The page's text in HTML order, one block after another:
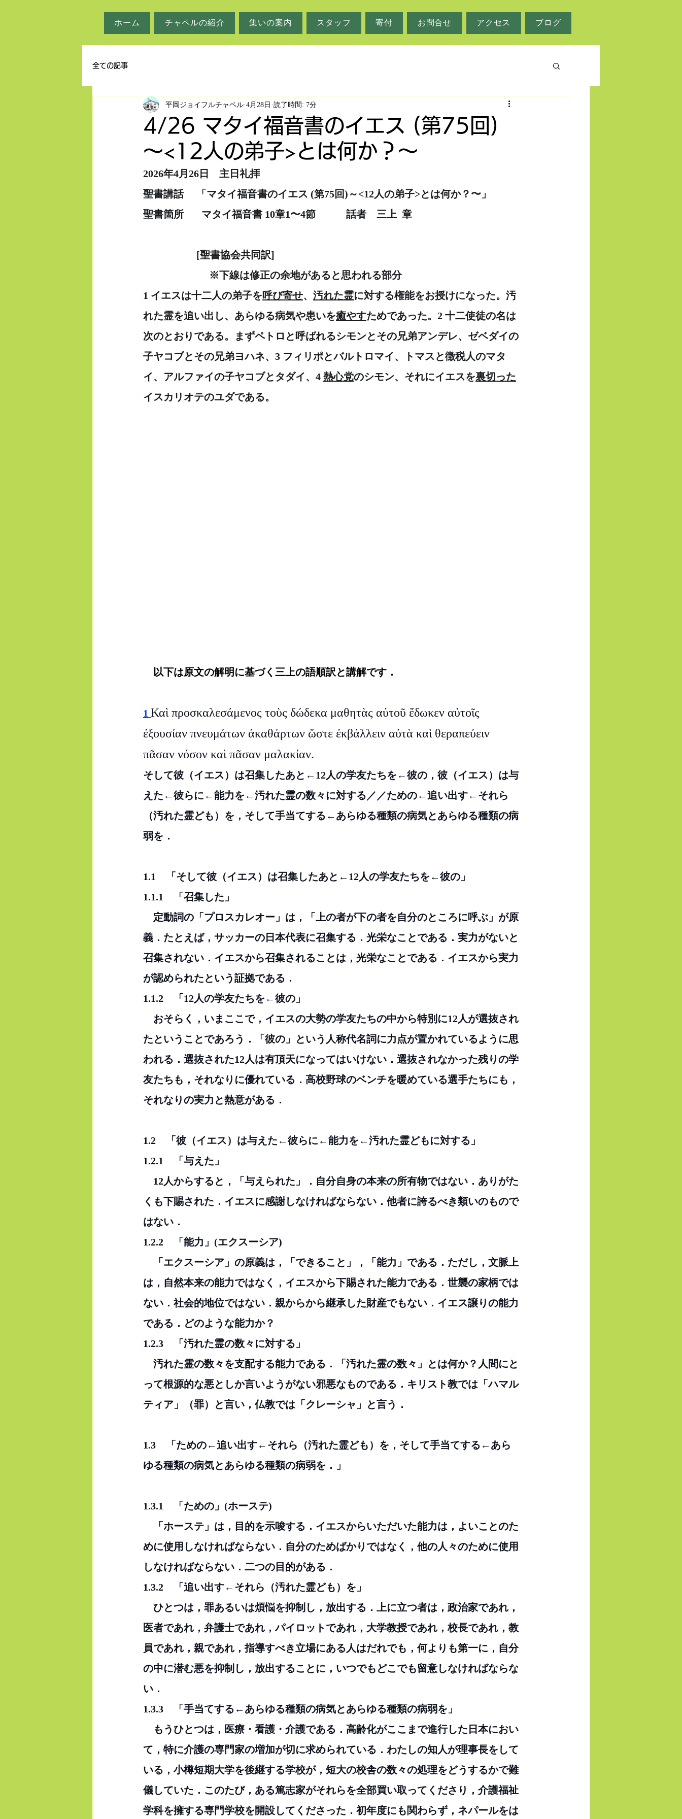
ホーム チャペルの紹介 集いの案内 スタッフ 寄付 お問合せ アクセス ブログ
全ての記事
4/26 マタイ福音書のイエス (第75回)
～<12人の弟子>とは何か？〜
平岡ジョイフルチャペル 4月28日 読了時間: 7分
2026年4月26日　主日礼拝
聖書講話     「マタイ福音書のイエス (第75回)～<12人の弟子>とは何か？〜」
聖書箇所　   マタイ福音書 10章1〜4節　　　話者　三上  章
[聖書協会共同訳]
※下線は修正の余地があると思われる部分
1 イエスは十二人の弟子を呼び寄せ、 汚れた霊に対する権能をお授けになった。汚
れた霊を追い出し、あらゆる病気や患いを癒やすためであった。2 十二使徒の名は
次のとおりである。まずペトロと呼ばれるシモンとその兄弟アンデレ、ゼベダイの
子ヤコブとその兄弟ヨハネ、3 フィリポとバルトロマイ、トマスと徴税人のマタ
イ、アルファイの子ヤコブとタダイ、4 熱心党のシモン、それにイエスを裏切った
イスカリオテのユダである。
以下は原文の解明に基づく三上の語順訳と講解です．
1 Καὶ προσκαλεσάμενος τοὺς δώδεκα μαθητὰς αὐτοῦ ἔδωκεν αὐτοῖς
ἐξουσίαν πνευμάτων ἀκαθάρτων ὥστε ἐκβάλλειν αὐτὰ καὶ θεραπεύειν
πᾶσαν νόσον καὶ πᾶσαν μαλακίαν.
そして彼（イエス）は召集したあと←12人の学友たちを←彼の，彼（イエス）は与
えた←彼らに←能力を←汚れた霊の数々に対する／／ための←追い出す←それら
（汚れた霊ども）を，そして手当てする←あらゆる種類の病気とあらゆる種類の病
弱を．
1.1　「そして彼（イエス）は召集したあと←12人の学友たちを←彼の」
1.1.1　「召集した」
定動詞の「プロスカレオー」は，「上の者が下の者を自分のところに呼ぶ」が原
義．たとえば，サッカーの日本代表に召集する．光栄なことである．実力がないと
召集されない．イエスから召集されることは，光栄なことである．イエスから実力
が認められたという証拠である．
1.1.2　「12人の学友たちを←彼の」
おそらく，いまここで，イエスの大勢の学友たちの中から特別に12人が選抜され
たということであろう．「彼の」という人称代名詞に力点が置かれているように思
われる．選抜された12人は有頂天になってはいけない．選抜されなかった残りの学
友たちも，それなりに優れている．高校野球のベンチを暖めている選手たちにも，
それなりの実力と熱意がある．
1.2　「彼（イエス）は与えた←彼らに←能力を←汚れた霊どもに対する」
1.2.1　「与えた」
12人からすると，「与えられた」．自分自身の本来の所有物ではない．ありがた
くも下賜された．イエスに感謝しなければならない．他者に誇るべき類いのもので
はない．
1.2.2　「能力」(エクスーシア)
「エクスーシア」の原義は，「できること」，「能力」である．ただし，文脈上
は，自然本来の能力ではなく，イエスから下賜された能力である．世襲の家柄では
ない．社会的地位ではない．親からから継承した財産でもない．イエス譲りの能力
である．どのような能力か？
1.2.3　「汚れた霊の数々に対する」
汚れた霊の数々を支配する能力である．「汚れた霊の数々」とは何か？人間にと
って根源的な悪としか言いようがない邪悪なものである．キリスト教では「ハマル
ティア」（罪）と言い，仏教では「クレーシャ」と言う．
1.3　「ための←追い出す←それら（汚れた霊ども）を，そして手当てする←あら
ゆる種類の病気とあらゆる種類の病弱を．」
1.3.1　「ための」(ホーステ)
「ホーステ」は，目的を示唆する．イエスからいただいた能力は，よいことのた
めに使用しなければならない．自分のためばかりではなく，他の人々のために使用
しなければならない．二つの目的がある．
1.3.2　「追い出す←それら（汚れた霊ども）を」
ひとつは，罪あるいは煩悩を抑制し，放出する．上に立つ者は，政治家であれ，
医者であれ，弁護士であれ，パイロットであれ，大学教授であれ，校長であれ，教
員であれ，親であれ，指導すべき立場にある人はだれでも，何よりも第一に，自分
の中に潜む悪を抑制し，放出することに，いつでもどこでも留意しなければならな
い．
1.3.3　「手当てする←あらゆる種類の病気とあらゆる種類の病弱を」
もうひとつは，医療・看護・介護である．高齢化がここまで進行した日本におい
て，特に介護の専門家の増加が切に求められている．わたしの知人が理事長をして
いる，小樽短期大学を後継する学校が，短大の校舎の数々の処理をどうするかで難
儀していた．このたび，ある篤志家がそれらを全部買い取ってくださり，介護福祉
学科を擁する専門学校を開設してくださった．初年度にも関わらず，ネパールをは